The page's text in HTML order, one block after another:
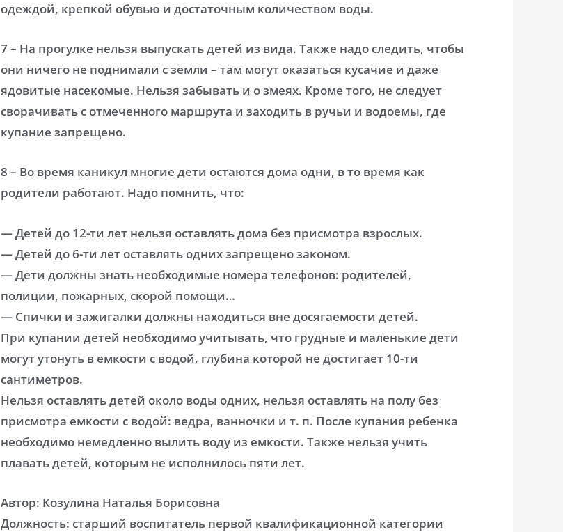
одеждой, крепкой обувью и достаточным количеством воды.
7 – На прогулке нельзя выпускать детей из вида. Также надо следить, чтобы
они ничего не поднимали с земли – там могут оказаться кусачие и даже
ядовитые насекомые. Нельзя забывать и о змеях. Кроме того, не следует
сворачивать с отмеченного маршрута и заходить в ручьи и водоемы, где
купание запрещено.
8 – Во время каникул многие дети остаются дома одни, в то время как
родители работают. Надо помнить, что:
— Детей до 12-ти лет нельзя оставлять дома без присмотра взрослых.
— Детей до 6-ти лет оставлять одних запрещено законом.
— Дети должны знать необходимые номера телефонов: родителей,
полиции, пожарных, скорой помощи…
— Спички и зажигалки должны находиться вне досягаемости детей.
При купании детей необходимо учитывать, что грудные и маленькие дети
могут утонуть в емкости с водой, глубина которой не достигает 10-ти
сантиметров.
Нельзя оставлять детей около воды одних, нельзя оставлять на полу без
присмотра емкости с водой: ведра, ванночки и т. п. После купания ребенка
необходимо немедленно вылить воду из емкости. Также нельзя учить
плавать детей, которым не исполнилось пяти лет.
Автор: Козулина Наталья Борисовна
Должность: старший воспитатель первой квалификационной категории